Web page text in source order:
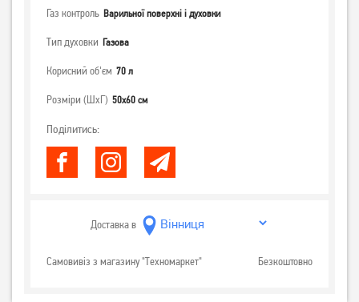
Газ контроль Варильної поверхні і духовки
Тип духовки Газова
Корисний об'єм 70 л
Розміри (ШхГ) 50x60 см
Поділитись:
Доставка в
Самовивіз з магазину "Техномаркет" Безкоштовно